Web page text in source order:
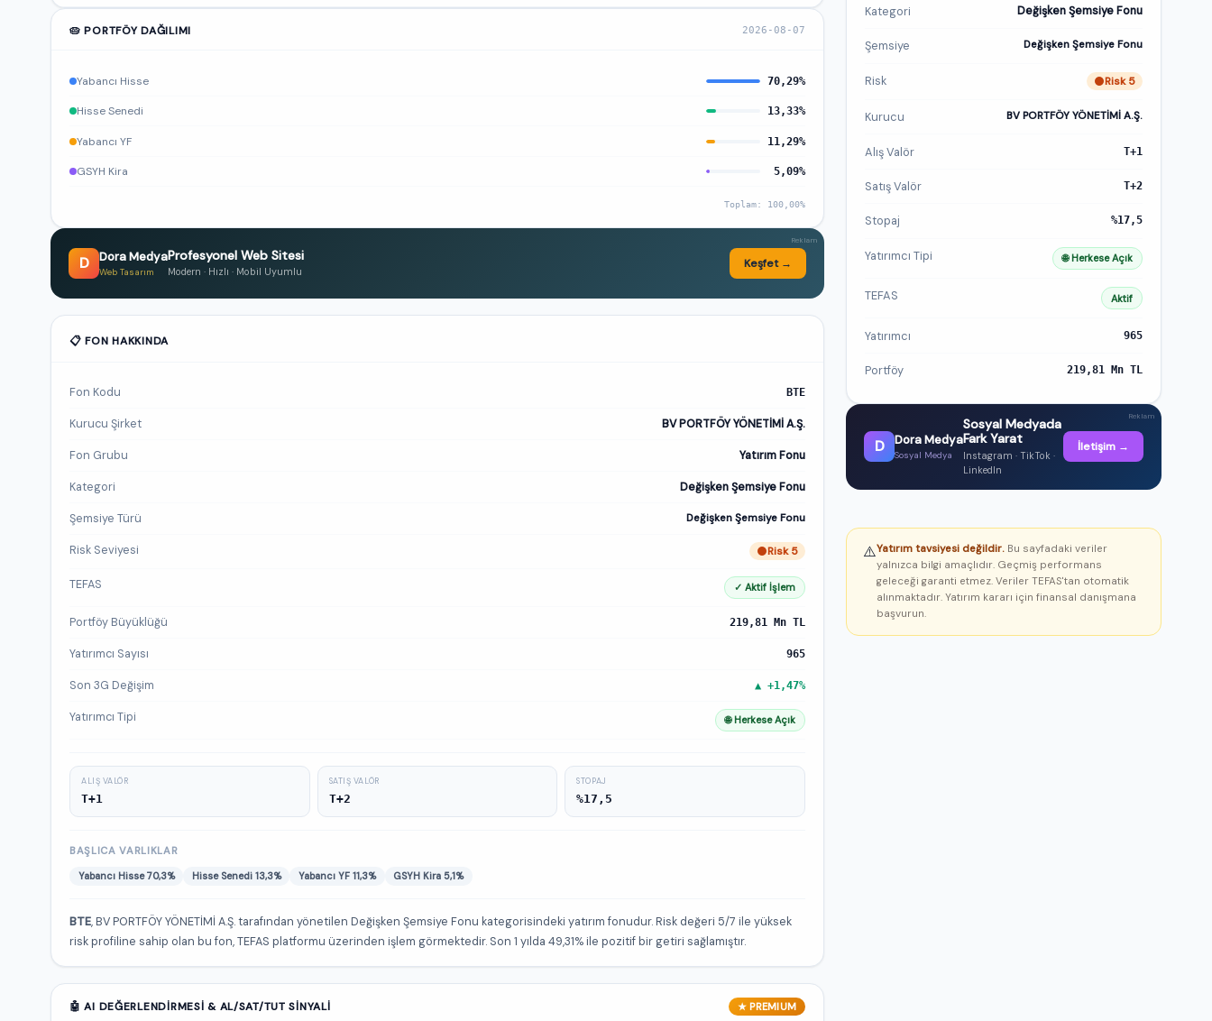
🥧 PORTFÖY DAĞILIMI 2026-08-07
Yabancı Hisse 70,29%
Hisse Senedi 13,33%
Yabancı YF 11,29%
GSYH Kira 5,09%
Toplam: 100,00%
D Dora Medya
Web Tasarım
Profesyonel Web Sitesi
Modern · Hızlı · Mobil Uyumlu
Keşfet →
Reklam
📋 FON HAKKINDA
Fon Kodu BTE
Kurucu Şirket BV PORTFÖY YÖNETİMİ A.Ş.
Fon Grubu Yatırım Fonu
Kategori Değişken Şemsiye Fonu
Şemsiye Türü Değişken Şemsiye Fonu
Risk Seviyesi Risk 5
TEFAS ✓ Aktif İşlem
Portföy Büyüklüğü 219,81 Mn TL
Yatırımcı Sayısı 965
Son 3G Değişim ▲ +1,47%
Yatırımcı Tipi 🌐 Herkese Açık
ALIŞ VALÖR
T+1
SATIŞ VALÖR
T+2
STOPAJ
%17,5
BAŞLICA VARLIKLAR
Yabancı Hisse 70,3% Hisse Senedi 13,3% Yabancı YF 11,3% GSYH Kira 5,1%
BTE, BV PORTFÖY YÖNETİMİ A.Ş. tarafından yönetilen Değişken Şemsiye Fonu kategorisindeki yatırım fonudur. Risk değeri 5/7 ile yüksek
risk profiline sahip olan bu fon, TEFAS platformu üzerinden işlem görmektedir. Son 1 yılda 49,31% ile pozitif bir getiri sağlamıştır.
🤖 AI DEĞERLENDIRMESI & AL/SAT/TUT SINYALI ★ PREMIUM
Kategori Değişken Şemsiye Fonu
Şemsiye Değişken Şemsiye Fonu
Risk Risk 5
Kurucu BV PORTFÖY YÖNETİMİ A.Ş.
Alış Valör T+1
Satış Valör T+2
Stopaj %17,5
Yatırımcı Tipi 🌐 Herkese Açık
TEFAS Aktif
Yatırımcı 965
Portföy 219,81 Mn TL
D Dora Medya
Sosyal Medya
Sosyal Medyada
Fark Yarat
Instagram · TikTok ·
LinkedIn
İletişim →
Reklam
⚠️Yatırım tavsiyesi değildir. Bu sayfadaki veriler
yalnızca bilgi amaçlıdır. Geçmiş performans
geleceği garanti etmez. Veriler TEFAS'tan otomatik
alınmaktadır. Yatırım kararı için finansal danışmana
başvurun.